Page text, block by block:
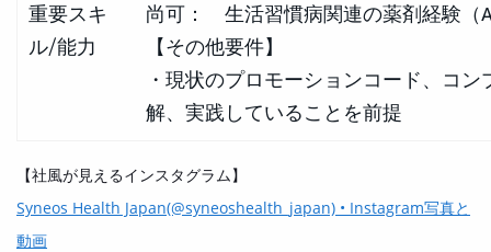
重要スキ
ル/能力
尚可： 生活習慣病関連の薬剤経験（
【その他要件】
・現状のプロモーションコード、コ
解、実践していることを前提
【社風が見えるインスタグラム】
Syneos Health Japan(@syneoshealth_japan) • Instagram写真と
動画